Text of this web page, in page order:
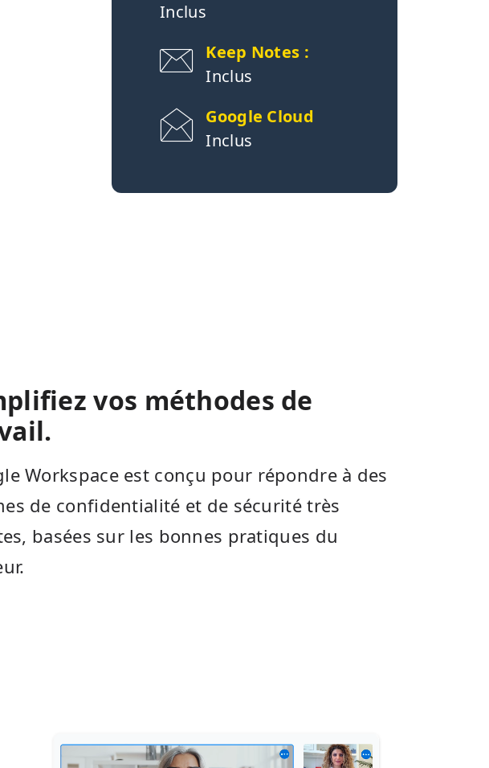
Inclus
Keep Notes :
Inclus
Google Cloud
Inclus
vos méthodes de
Workspace est conçu pour répondre à des
de confidentialité et de sécurité très
basées sur les bonnes pratiques du